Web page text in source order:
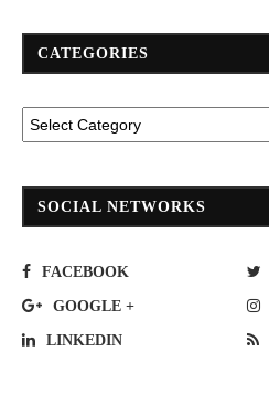
CATEGORIES
SOCIAL NETWORKS
FACEBOOK
GOOGLE +
LINKEDIN